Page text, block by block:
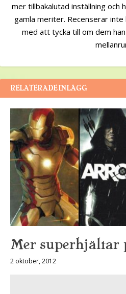
mer tillbakalutad inställning och
gamla meriter. Recenserar
med att tycka till om dem
RELATERADE INLÄGG
Mer superhjältar
2 oktober, 2012